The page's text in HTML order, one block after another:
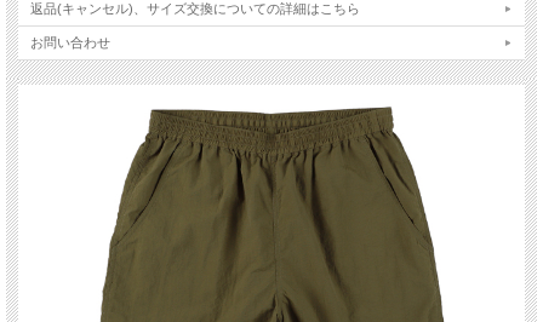
返品(キャンセル)、サイズ交換についての詳細はこちら
お問い合わせ